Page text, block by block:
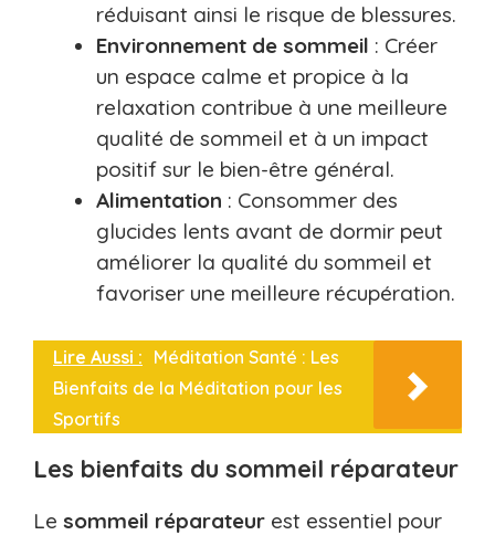
réduisant ainsi le risque de blessures.
Environnement de sommeil : Créer
un espace calme et propice à la
relaxation contribue à une meilleure
qualité de sommeil et à un impact
positif sur le bien-être général.
Alimentation : Consommer des
glucides lents avant de dormir peut
améliorer la qualité du sommeil et
favoriser une meilleure récupération.
Lire Aussi : Méditation Santé : Les
Bienfaits de la Méditation pour les
Sportifs
Les bienfaits du sommeil réparateur
Le sommeil réparateur est essentiel pour